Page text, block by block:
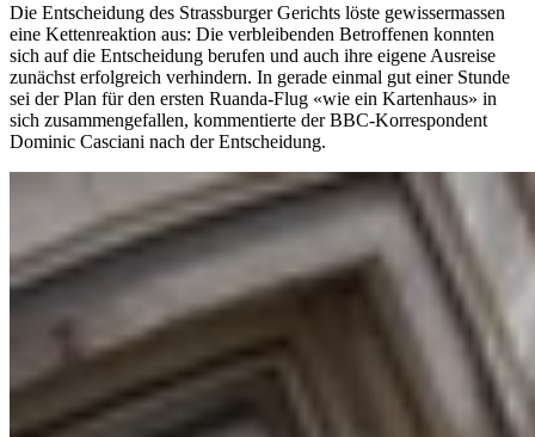
Die Entscheidung des Strassburger Gerichts löste gewissermassen
eine Kettenreaktion aus: Die verbleibenden Betroffenen konnten
sich auf die Entscheidung berufen und auch ihre eigene Ausreise
zunächst erfolgreich verhindern. In gerade einmal gut einer Stunde
sei der Plan für den ersten Ruanda-Flug «wie ein Kartenhaus» in
sich zusammengefallen, kommentierte der BBC-Korrespondent
Dominic Casciani nach der Entscheidung.